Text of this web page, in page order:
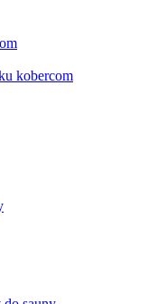
kobercom